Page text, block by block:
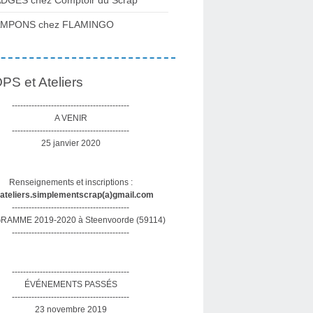
chez FLAMINGO
et Ateliers
------------------------------------------
A VENIR
------------------------------------------
25 janvier 2020
Renseignements et inscriptions :
------------------------------------------
2019-2020 à Steenvoorde (59114)
------------------------------------------
------------------------------------------
ÉVÉNEMENTS PASSÉS
------------------------------------------
23 novembre 2019